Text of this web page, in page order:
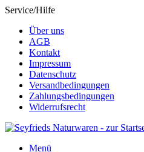
Service/Hilfe
Über uns
AGB
Kontakt
Impressum
Datenschutz
Versandbedingungen
Zahlungsbedingungen
Widerrufsrecht
Menü